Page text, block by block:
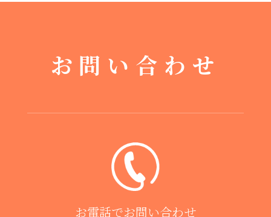
お問い合わせ
お電話でお問い合わせ